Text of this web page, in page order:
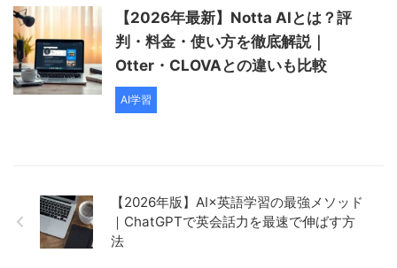
【2026年最新】Notta AIとは？評
判・料金・使い方を徹底解説｜
Otter・CLOVAとの違いも比較
AI学習
【2026年版】AI×英語学習の最強メソッド
｜ChatGPTで英会話力を最速で伸ばす方
法